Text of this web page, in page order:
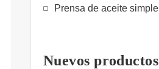
Prensa de aceite simple
Nuevos productos